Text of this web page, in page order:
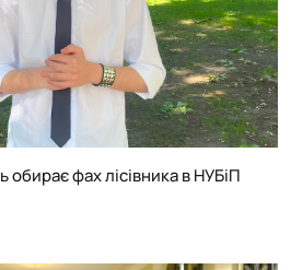
фах лісівника в НУБіП